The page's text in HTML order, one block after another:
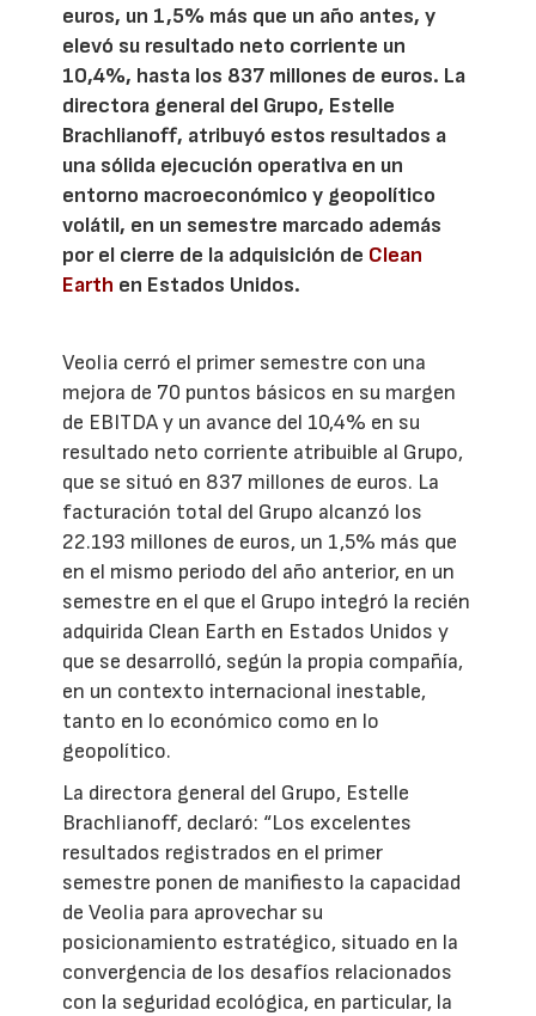
euros, un 1,5% más que un año antes, y
elevó su resultado neto corriente un
10,4%, hasta los 837 millones de euros. La
directora general del Grupo, Estelle
Brachlianoff, atribuyó estos resultados a
una sólida ejecución operativa en un
entorno macroeconómico y geopolítico
volátil, en un semestre marcado además
por el cierre de la adquisición de Clean
Earth en Estados Unidos.
Veolia cerró el primer semestre con una
mejora de 70 puntos básicos en su margen
de EBITDA y un avance del 10,4% en su
resultado neto corriente atribuible al Grupo,
que se situó en 837 millones de euros. La
facturación total del Grupo alcanzó los
22.193 millones de euros, un 1,5% más que
en el mismo periodo del año anterior, en un
semestre en el que el Grupo integró la recién
adquirida Clean Earth en Estados Unidos y
que se desarrolló, según la propia compañía,
en un contexto internacional inestable,
tanto en lo económico como en lo
geopolítico.
La directora general del Grupo, Estelle
Brachlianoff, declaró: “Los excelentes
resultados registrados en el primer
semestre ponen de manifiesto la capacidad
de Veolia para aprovechar su
posicionamiento estratégico, situado en la
convergencia de los desafíos relacionados
con la seguridad ecológica, en particular, la